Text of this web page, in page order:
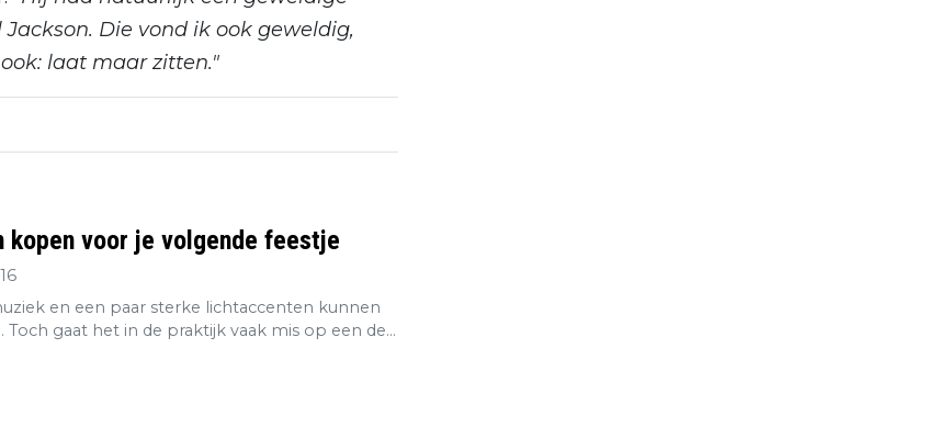
Die vond ik ook geweldig,
laat maar zitten."
kopen voor je volgende feestje
en een paar sterke lichtaccenten kunnen
Toch gaat het in de praktijk vaak mis op een de...